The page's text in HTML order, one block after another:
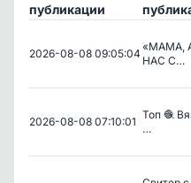
публикации
2026-08-08 09:05:04
«МАМА,
НАС С…
2026-08-08 07:10:01
Топ 🧶
…